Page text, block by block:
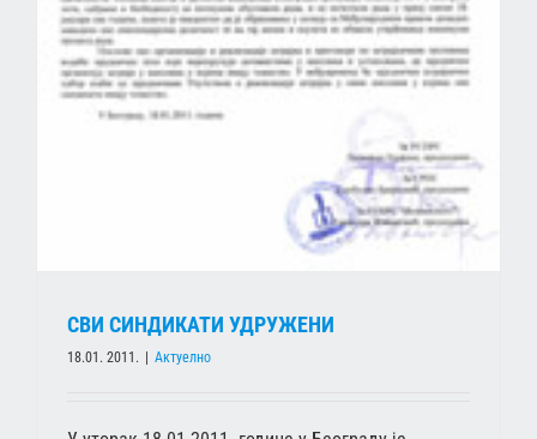
СВИ СИНДИКАТИ УДРУЖЕНИ
18.01. 2011. | Актуелно